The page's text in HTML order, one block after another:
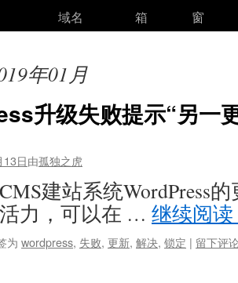
域名
箱
窗
年01月
升级失败提示“另一
日由孤独之虎
建站系统WordPress
力，可以在 … 继续阅读
为 wordpress, 失败, 更新, 解决, 锁定 | 留下评